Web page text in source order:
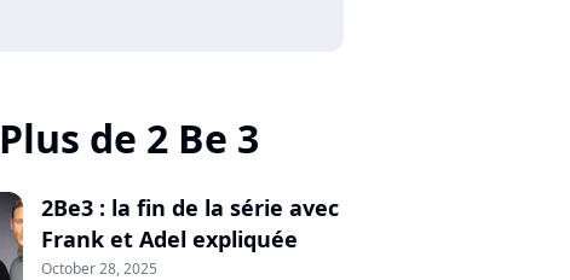
Plus de 2 Be 3
2Be3 : la fin de la série avec
Frank et Adel expliquée
October 28, 2025